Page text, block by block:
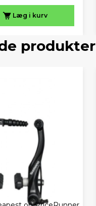
Læg i kurv
produkter